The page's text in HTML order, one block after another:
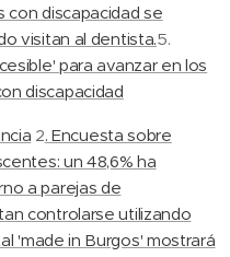
con discapacidad se
visitan al dentista.5.
para avanzar en los
discapacidad
2. Encuesta sobre
un 48,6% ha
a parejas de
controlarse utilizando
'made in Burgos' mostrará